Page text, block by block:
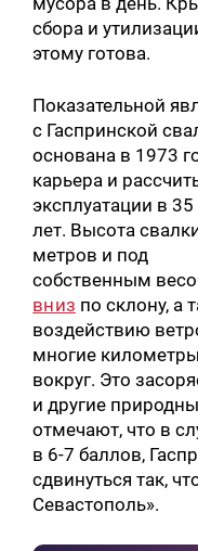
сбора и
этому готова.
Показательной
с Гаспринской
основана в 1973
карьера и
эксплуатации в 35
лет. Высота
метров и под
собственным
вниз по склону, а
воздействию
многие километры
вокруг. Это
и другие
отмечают, что в
в 6-7 баллов,
сдвинуться так,
Севастополь».